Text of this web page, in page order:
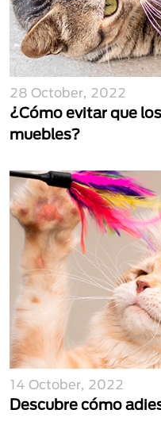
28 October, 2022
¿Cómo evitar que
muebles?
14 October, 2022
Descubre cómo